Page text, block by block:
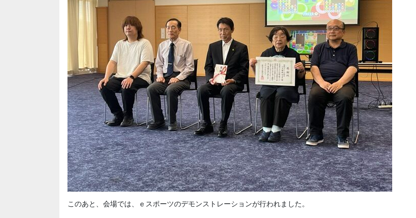
このあと、会場では、ｅスポーツのデモンストレーションが行われました。